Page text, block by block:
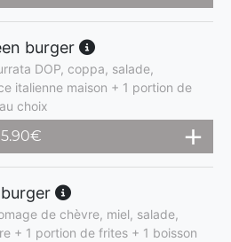
burger
DOP, coppa, salade,
italienne maison + 1 portion de
choix
€
de chèvre, miel, salade,
+ 1 portion de frites + 1 boisson